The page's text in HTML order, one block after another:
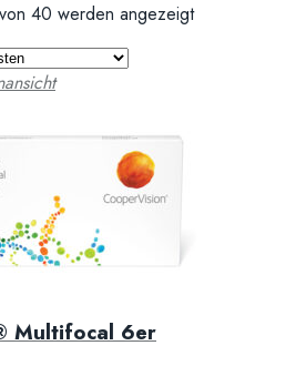
40 werden angezeigt
Multifocal 6er